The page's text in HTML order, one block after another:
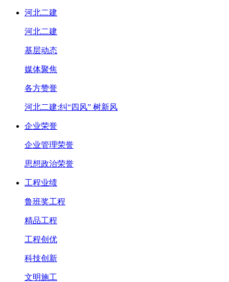
河北二建
河北二建
基层动态
媒体聚焦
各方赞誉
河北二建:纠“四风” 树新风
企业荣誉
企业管理荣誉
思想政治荣誉
工程业绩
鲁班奖工程
精品工程
工程创优
科技创新
文明施工